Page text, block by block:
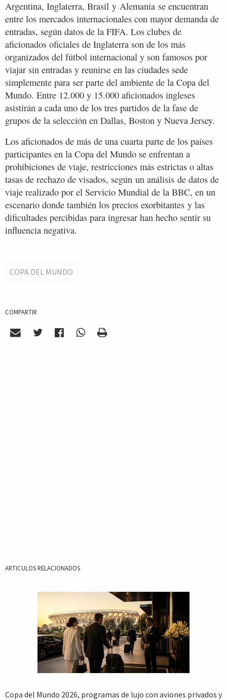
Argentina, Inglaterra, Brasil y Alemania se encuentran
entre los mercados internacionales con mayor demanda de
entradas, según datos de la FIFA. Los clubes de
aficionados oficiales de Inglaterra son de los más
organizados del fútbol internacional y son famosos por
viajar sin entradas y reunirse en las ciudades sede
simplemente para ser parte del ambiente de la Copa del
Mundo. Entre 12.000 y 15.000 aficionados ingleses
asistirán a cada uno de los tres partidos de la fase de
grupos de la selección en Dallas, Boston y Nueva Jersey.
Los aficionados de más de una cuarta parte de los países
participantes en la Copa del Mundo se enfrentan a
prohibiciones de viaje, restricciones más estrictas o altas
tasas de rechazo de visados, según un análisis de datos de
viaje realizado por el Servicio Mundial de la BBC, en un
escenario donde también los precios exorbitantes y las
dificultades percibidas para ingresar han hecho sentir su
influencia negativa.
COPA DEL MUNDO
COMPARTIR
ARTICULOS RELACIONADOS
Copa del Mundo 2026, programas de lujo con aviones privados y